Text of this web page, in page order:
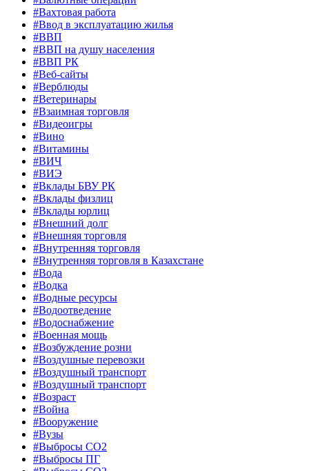
#Вахтовая работа
#Ввод в эксплуатацию жилья
#ВВП
#ВВП на душу населения
#ВВП РК
#Веб-сайты
#Верблюды
#Ветеринары
#Взаимная торговля
#Видеоигры
#Вино
#Витамины
#ВИЧ
#ВИЭ
#Вклады БВУ РК
#Вклады физлиц
#Вклады юрлиц
#Внешний долг
#Внешняя торговля
#Внутренняя торговля
#Внутренняя торговля в Казахстане
#Вода
#Водка
#Водные ресурсы
#Водоотведение
#Водоснабжение
#Военная мощь
#Возбуждение розни
#Воздушные перевозки
#Воздушный транспорт
#Воздушный транспорт
#Возраст
#Война
#Вооружение
#Вузы
#Выбросы CO2
#Выбросы ПГ